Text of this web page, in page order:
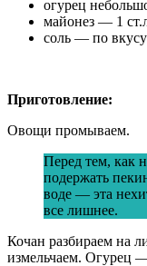
огурец
майонез — 1
соль — по вкусу
Приготовление:
Овощи промываем.
Перед тем, как
подержать
воде — эта
все лишнее.
Кочан разбираем на
измельчаем. Огурец